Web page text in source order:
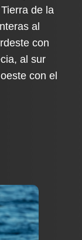
de la
al
con
al sur
con el